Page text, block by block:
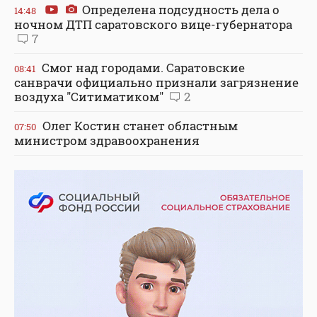
14:48
Определена подсудность дела о
ночном ДТП саратовского вице-губернатора
7
08:41 Смог над городами. Саратовские
санврачи официально признали загрязнение
воздуха "Ситиматиком"
2
07:50 Олег Костин станет областным
министром здравоохранения